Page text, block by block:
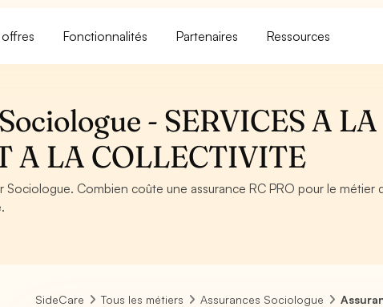
Fonctionnalités Partenaires Ressources
- SERVICES A LA
A LA COLLECTIVITE
Sociologue. Combien coûte une assurance RC PRO pour le métier
SideCare Tous les métiers Assurances Sociologue